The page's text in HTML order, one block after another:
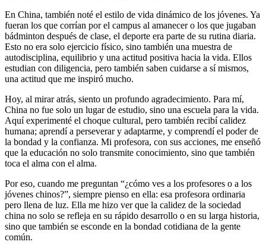
En China, también noté el estilo de vida dinámico de los jóvenes. Ya
fueran los que corrían por el campus al amanecer o los que jugaban
bádminton después de clase, el deporte era parte de su rutina diaria.
Esto no era solo ejercicio físico, sino también una muestra de
autodisciplina, equilibrio y una actitud positiva hacia la vida. Ellos
estudian con diligencia, pero también saben cuidarse a sí mismos,
una actitud que me inspiró mucho.
Hoy, al mirar atrás, siento un profundo agradecimiento. Para mí,
China no fue solo un lugar de estudio, sino una escuela para la vida.
Aquí experimenté el choque cultural, pero también recibí calidez
humana; aprendí a perseverar y adaptarme, y comprendí el poder de
la bondad y la confianza. Mi profesora, con sus acciones, me enseñó
que la educación no solo transmite conocimiento, sino que también
toca el alma con el alma.
Por eso, cuando me preguntan “¿cómo ves a los profesores o a los
jóvenes chinos?”, siempre pienso en ella: esa profesora ordinaria
pero llena de luz. Ella me hizo ver que la calidez de la sociedad
china no solo se refleja en su rápido desarrollo o en su larga historia,
sino que también se esconde en la bondad cotidiana de la gente
común.